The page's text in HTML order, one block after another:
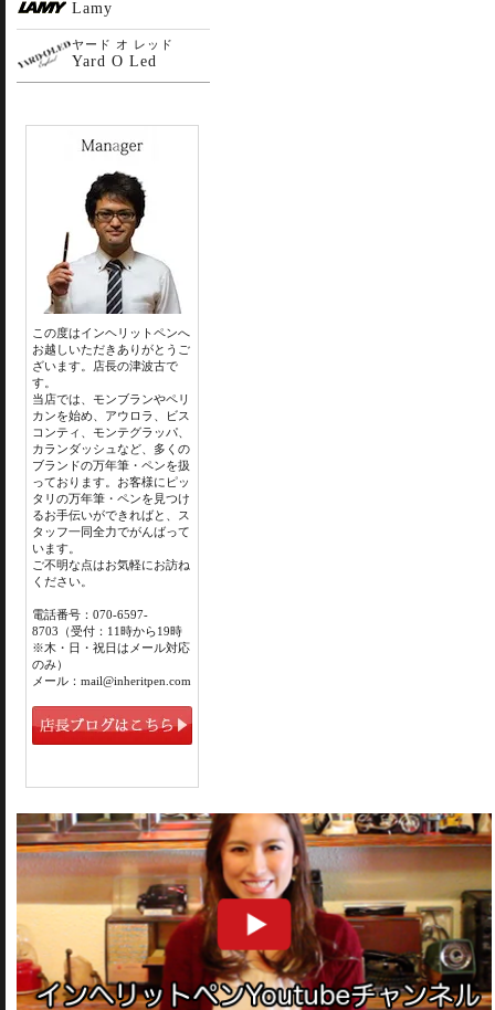
Lamy
ヤード オ レッド
Yard O Led
この度はインヘリットペンへ
お越しいただきありがとうご
ざいます。店長の津波古で
す。
当店では、モンブランやペリ
カンを始め、アウロラ、ビス
コンティ、モンテグラッパ、
カランダッシュなど、多くの
ブランドの万年筆・ペンを扱
っております。お客様にピッ
タリの万年筆・ペンを見つけ
るお手伝いができればと、ス
タッフ一同全力でがんばって
います。
ご不明な点はお気軽にお訪ね
ください。
電話番号：070-6597-
8703（受付：11時から19時
※木・日・祝日はメール対応
のみ）
メール：mail@inheritpen.com